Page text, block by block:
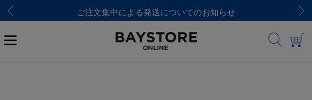
ご注文集中による発送についてのお知らせ